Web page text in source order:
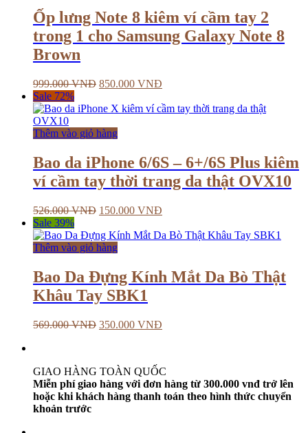
Ốp lưng Note 8 kiêm ví cầm tay 2
trong 1 cho Samsung Galaxy Note 8
Brown
999.000VNĐ 850.000 VNĐ
Sale 72%
Thêm vào giỏ hàng
Bao da iPhone 6/6S – 6+/6S Plus kiêm
ví cầm tay thời trang da thật OVX10
526.000VNĐ 150.000 VNĐ
Sale 39%
Thêm vào giỏ hàng
Bao Da Đựng Kính Mắt Da Bò Thật
Khâu Tay SBK1
569.000VNĐ 350.000 VNĐ
GIAO HÀNG TOÀN QUỐC
Miễn phí giao hàng với đơn hàng từ 300.000 vnđ trở lên
hoặc khi khách hàng thanh toán theo hình thức chuyển
khoản trước